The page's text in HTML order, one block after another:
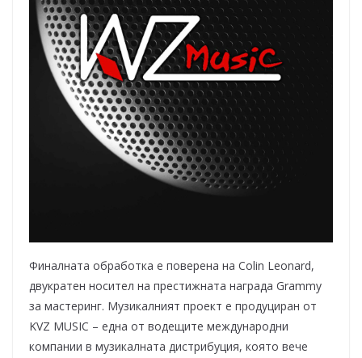
Финалната обработка е поверена на Colin Leonard,
двукратен носител на престижната награда Grammy
за мастеринг. Музикалният проект е продуциран от
KVZ MUSIC – една от водещите международни
компании в музикалната дистрибуция, която вече